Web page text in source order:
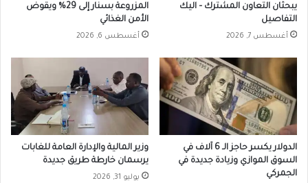
يبحثان التعاون المشترك – اليك
التفاصيل
أغسطس 7, 2026
المزروعة بسنار إلى 29% ويقوض
الأمن الغذائي
أغسطس 6, 2026
الدولار يكسر حاجز الـ 6 آلاف في
السوق الموازي وزيادة جديدة في
الجمركي
وزير المالية والإدارة العامة للغابات
يرسمان خارطة طريق جديدة
يوليو 31, 2026